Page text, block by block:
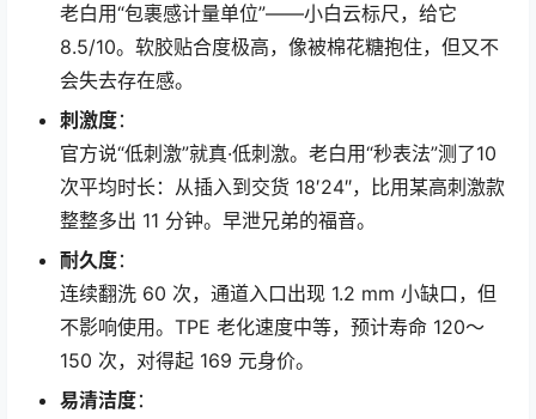
老白用“包裹感计量单位”——小白云标尺，给它
8.5/10。软胶贴合度极高，像被棉花糖抱住，但又不
会失去存在感。
刺激度：
官方说“低刺激”就真·低刺激。老白用“秒表法”测了10
次平均时长：从插入到交货 18′24″，比用某高刺激款
整整多出 11 分钟。早泄兄弟的福音。
耐久度：
连续翻洗 60 次，通道入口出现 1.2 mm 小缺口，但
不影响使用。TPE 老化速度中等，预计寿命 120～
150 次，对得起 169 元身价。
易清洁度：